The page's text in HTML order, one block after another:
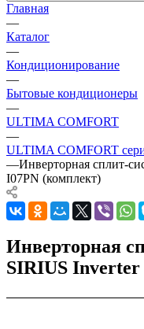
Главная
—
Каталог
—
Кондиционирование
—
Бытовые кондиционеры
—
ULTIMA COMFORT
—
ULTIMA COMFORT
—Инверторная сплит-
I07PN (комплект)
Инверторная
SIRIUS